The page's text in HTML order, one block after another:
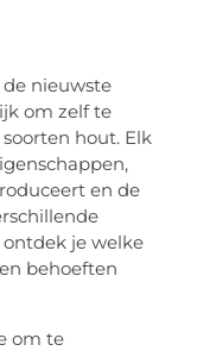
nieuwste
om zelf te
hout. Elk
en de
je welke
behoeften
om te